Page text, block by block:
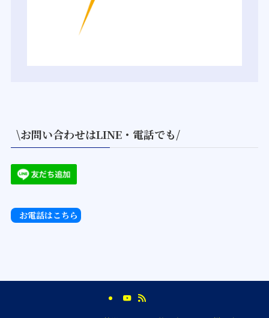
\お問い合わせはLINE・電話でも/
お電話はこちら